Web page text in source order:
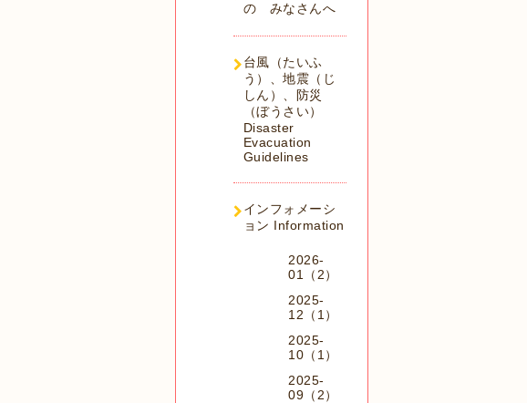
の みなさんへ
台風（たいふ
う）、地震（じ
しん）、防災
（ぼうさい）
Disaster
Evacuation
Guidelines
インフォメーシ
ョン Information
2026-
01（2）
2025-
12（1）
2025-
10（1）
2025-
09（2）